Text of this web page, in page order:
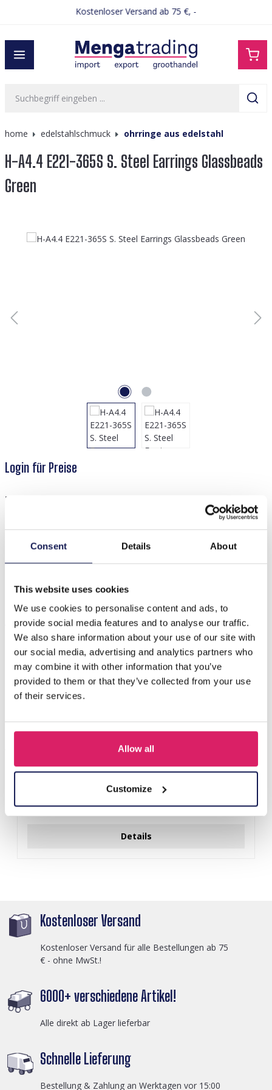
Consent Details About
This website uses cookies
We use cookies to personalise content and ads, to
provide social media features and to analyse our traffic.
We also share information about your use of our site with
our social media, advertising and analytics partners who
may combine it with other information that you’ve
provided to them or that they’ve collected from your use
of their services.
Allow all
Customize
Kostenloser Versand ab 75 €, -
home edelstahlschmuck ohrringe aus edelstahl
H-A4.4 E221-365S S. Steel Earrings Glassbeads
Green
Bildergalerie überspringen
Login für Preise
Produktnummer:
Beschreibung
Andere kauften auch
I-A3.2 E015-003G S. Steel Earrings 12mm
Details
Kostenloser Versand
Kostenloser Versand für alle Bestellungen ab 75
€ - ohne MwSt.!
6000+ verschiedene Artikel!
Alle direkt ab Lager lieferbar
Schnelle Lieferung
Bestellung & Zahlung an Werktagen vor 15:00